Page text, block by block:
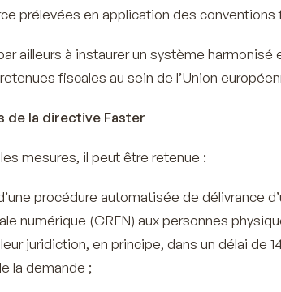
prélevées en application des
ailleurs à instaurer un système harmonisé
fiscales au sein de l’Union
de la directive Faster
mesures, il peut être retenue :
procédure automatisée de délivrance
numérique (CRFN) aux personnes
juridiction, en principe, dans un délai de
la demande ;